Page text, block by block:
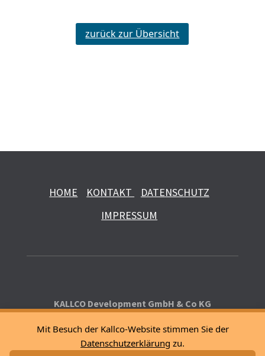
Mit Besuch der Kallco-Website stimmen Sie der
Datenschutzerklärung zu.
zurück zur Übersicht
HOME KONTAKT
DATENSCHUTZ
IMPRESSUM
KALLCO Development GmbH & Co KG
1100 Wien, Sissy-Löwinger-Weg 7
E:office@kallco.at